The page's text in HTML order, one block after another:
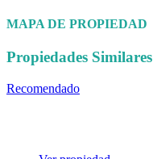
MAPA DE PROPIEDAD
Propiedades Similares
Recomendado